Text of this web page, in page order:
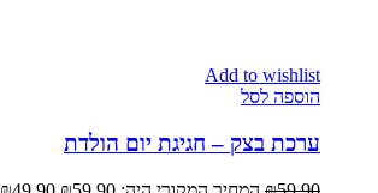
Add to wishlist
הוספה לסל
ערכת בצק – חגיגת יום הולדת